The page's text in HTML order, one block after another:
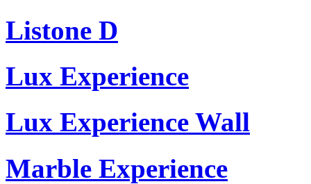
Listone D
Lux Experience
Lux Experience Wall
Marble Experience